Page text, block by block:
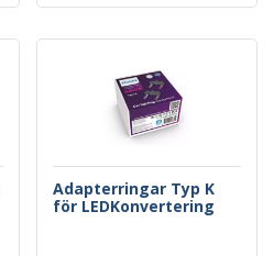
Adapterringar Typ K
för LEDKonvertering